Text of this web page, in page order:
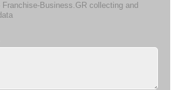
Franchise-Business.GR collecting and